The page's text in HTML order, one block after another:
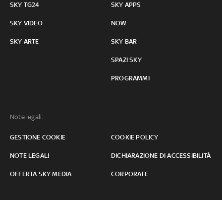
SKY TG24
SKY VIDEO
SKY ARTE
SKY APPS
NOW
SKY BAR
SPAZI SKY
PROGRAMMI
Note legali:
GESTIONE COOKIE COOKIE POLICY
NOTE LEGALI DICHIARAZIONE DI ACCESSIBILITÀ
OFFERTA SKY MEDIA CORPORATE